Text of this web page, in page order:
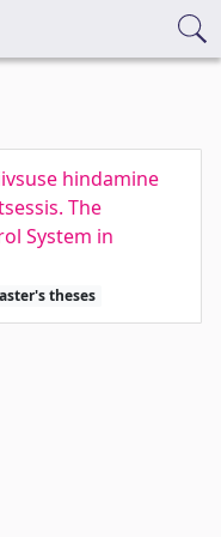
hindamine
The
System in
theses